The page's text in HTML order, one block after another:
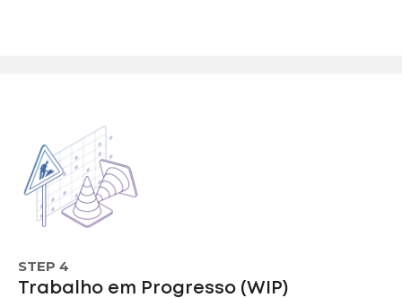
STEP 4
Trabalho em Progresso (WIP)